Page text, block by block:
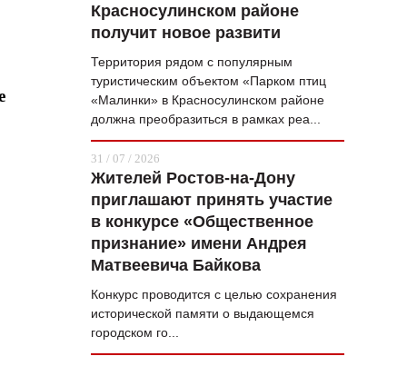
Красносулинском районе
получит новое развити
Территория рядом с популярным
туристическим объектом «Парком птиц
«Малинки» в Красносулинском районе
должна преобразиться в рамках реа...
31 / 07 / 2026
Жителей Ростов-на-Дону
приглашают принять участие
в конкурсе «Общественное
признание» имени Андрея
Матвеевича Байкова
Конкурс проводится с целью сохранения
исторической памяти о выдающемся
городском го...